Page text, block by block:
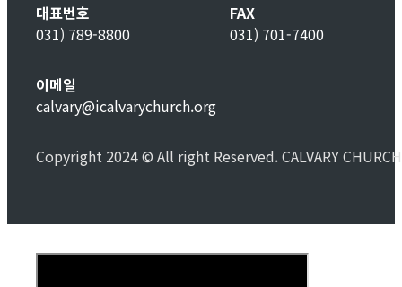
대표번호
031) 789-8800
FAX
031) 701-7400
이메일
calvary@icalvarychurch.org
Copyright 2024 © All right Reserved. CALVARY CHURCH